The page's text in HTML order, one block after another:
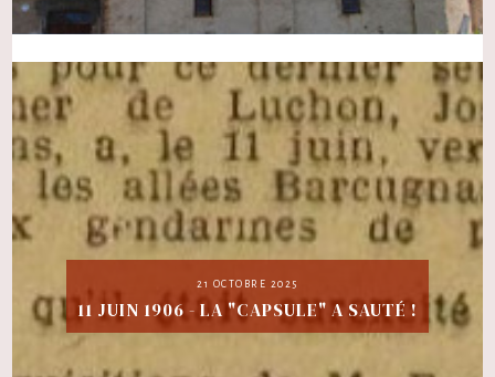
21 OCTOBRE 2025
11 JUIN 1906 - LA "CAPSULE" A SAUTÉ !